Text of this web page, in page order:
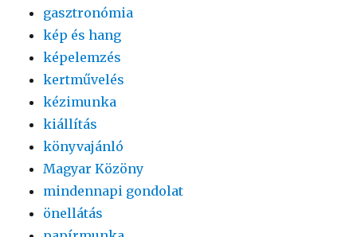
gasztronómia
kép és hang
képelemzés
kertművelés
kézimunka
kiállítás
könyvajánló
Magyar Közöny
mindennapi gondolat
önellátás